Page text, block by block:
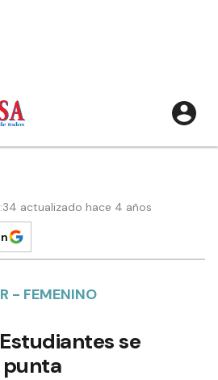
actualizado hace 4 años
- FEMENINO
se
punta